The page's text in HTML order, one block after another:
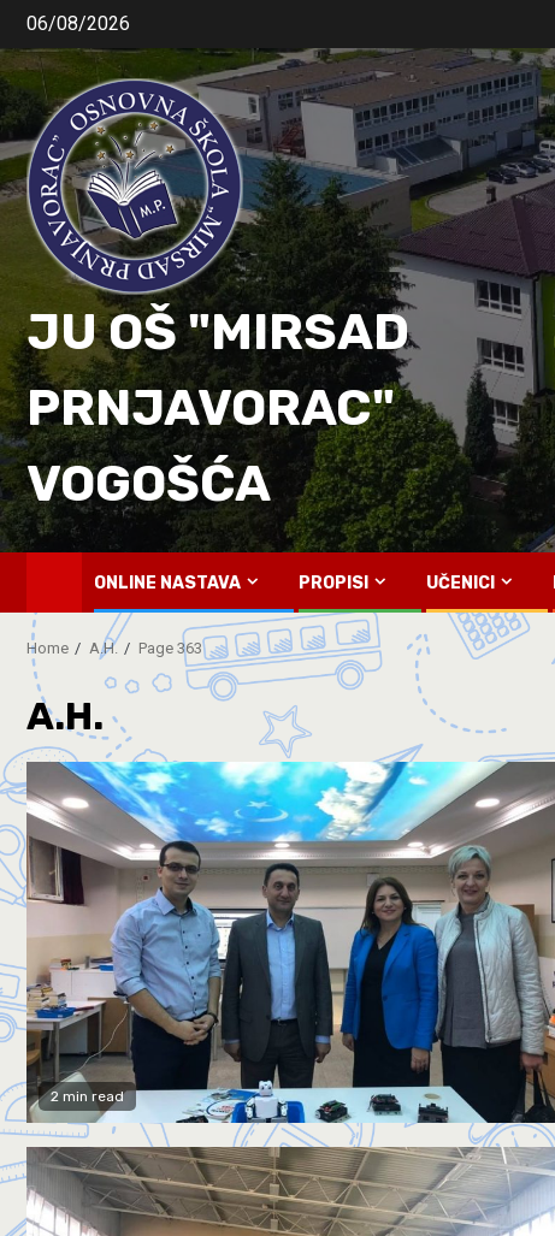
06/08/2026
JU OŠ "MIRSAD
PRNJAVORAC"
VOGOŠĆA
ONLINE NASTAVA PROPISI UČENICI
Home A.H. Page 363
A.H.
2 min read